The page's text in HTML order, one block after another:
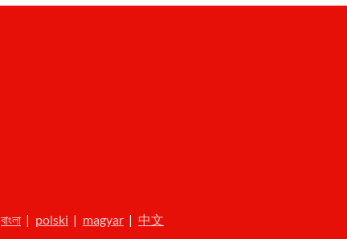
বাংলা | polski | magyar | 中文